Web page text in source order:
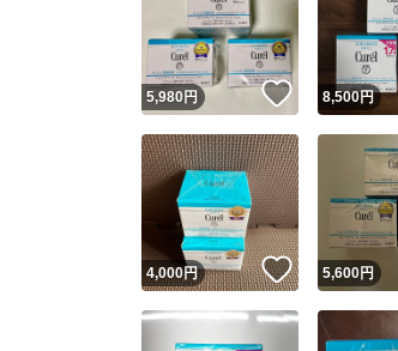
5,980円 いいね！
8,500円
4,000円 いいね！
5,600円